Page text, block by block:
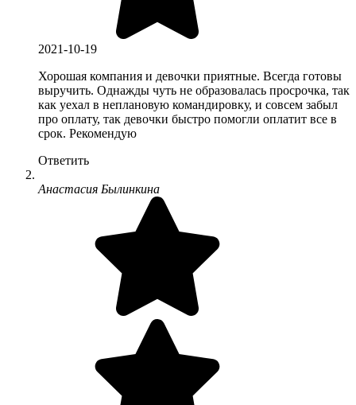
2021-10-19
Хорошая компания и девочки приятные. Всегда готовы
выручить. Однажды чуть не образовалась просрочка, так
как уехал в неплановую командировку, и совсем забыл
про оплату, так девочки быстро помогли оплатит все в
срок. Рекомендую
Ответить
Анастасия Былинкина